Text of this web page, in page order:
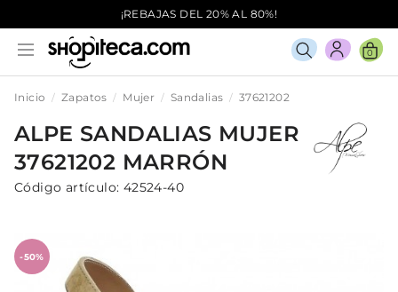
¡REBAJAS DEL 20% AL 80%!
0
Inicio Zapatos Mujer Sandalias 37621202
ALPE SANDALIAS MUJER
37621202 MARRÓN
Código artículo: 42524-40
-50%